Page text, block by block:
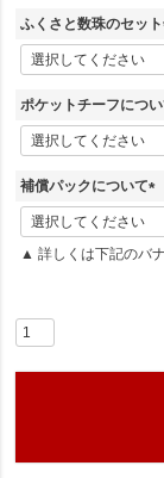
ふくさと数珠のセット
ポケットチーフにつ
補償パックについて
(
必
須
▲ 詳しくは下記のバ